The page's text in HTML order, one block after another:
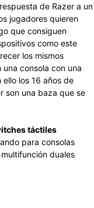
de Razer a un
jugadores quieren
que consiguen
como este
los mismos
consola con una
los 16 años de
son una baza que se
táctiles
para consolas
duales